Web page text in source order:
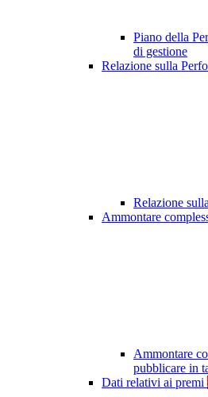
Piano della
di gestione
Relazione sulla
Relazione
Ammontare
Ammontare
pubblicare in
Dati relativi ai premi